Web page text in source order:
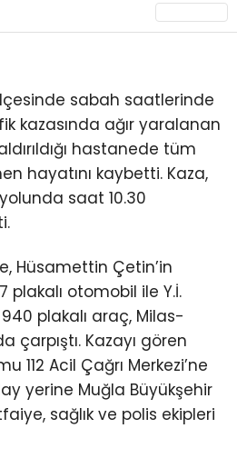
WhatsApp
İhbar Hattı
Instagram
Youtube
sabah saatlerinde
kazasında ağır yaralanan
hastanede tüm
hayatını kaybetti. Kaza,
saat 10.30
Hüsamettin Çetin’in
plakalı otomobil ile Y.İ.
plakalı araç, Milas-
çarpıştı. Kazayı gören
112 Acil Çağrı Merkezi’ne
yerine Muğla Büyükşehir
sağlık ve polis ekipleri